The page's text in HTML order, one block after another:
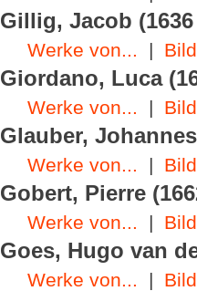
Gillig, Jacob (1636
Werke von... |
Giordano, Luca
Werke von... |
Glauber,
Werke von... |
Gobert, Pierre
Werke von... |
Goes, Hugo van
Werke von... |